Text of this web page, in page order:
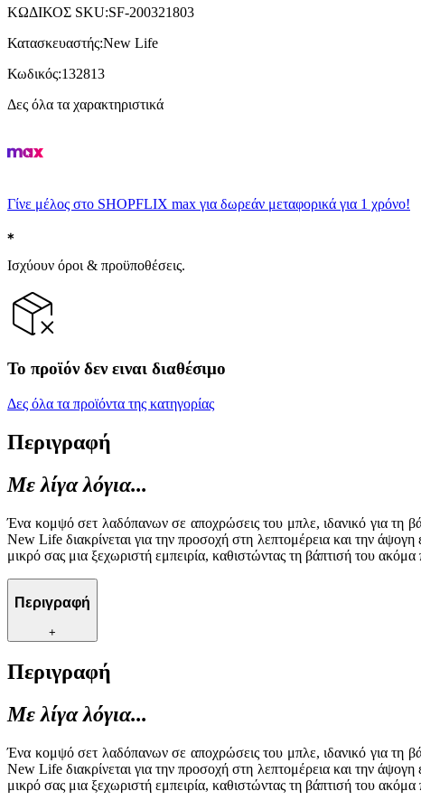
ΚΩΔΙΚΟΣ SKU:SF-200321803
Κατασκευαστής:New Life
Κωδικός:132813
Δες όλα τα χαρακτηριστικά
Γίνε μέλος στο SHOPFLIX max για δωρεάν μεταφορικά για 1 χρόνο!
Ισχύουν όροι & προϋποθέσεις.
Το προϊόν δεν ειναι διαθέσιμο
Δες όλα τα προϊόντα της κατηγορίας
Περιγραφή
Με λίγα λόγια...
Ένα κομψό σετ λαδόπανων σε αποχρώσεις του μπλε, ιδανικό για τη
New Life διακρίνεται για την προσοχή στη λεπτομέρεια και την
μικρό σας μια ξεχωριστή εμπειρία, καθιστώντας τη βάπτισή του ακόμα
Περιγραφή
+
Περιγραφή
Με λίγα λόγια...
Ένα κομψό σετ λαδόπανων σε αποχρώσεις του μπλε, ιδανικό για τη
New Life διακρίνεται για την προσοχή στη λεπτομέρεια και την
μικρό σας μια ξεχωριστή εμπειρία, καθιστώντας τη βάπτισή του ακόμα